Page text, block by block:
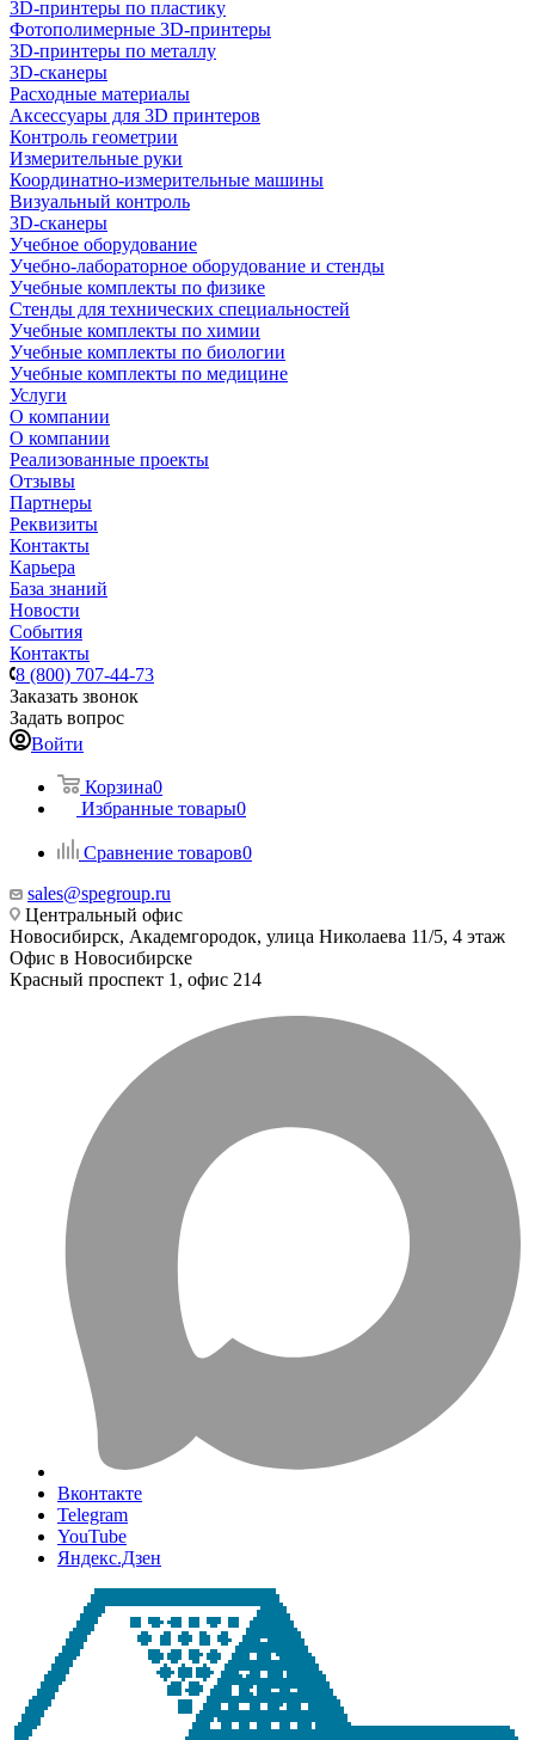
3D-принтеры по пластику
Фотополимерные 3D-принтеры
3D-принтеры по металлу
3D-сканеры
Расходные материалы
Аксессуары для 3D принтеров
Контроль геометрии
Измерительные руки
Координатно-измерительные машины
Визуальный контроль
3D-сканеры
Учебное оборудование
Учебно-лабораторное оборудование и стенды
Учебные комплекты по физике
Стенды для технических специальностей
Учебные комплекты по химии
Учебные комплекты по биологии
Учебные комплекты по медицине
Услуги
О компании
О компании
Реализованные проекты
Отзывы
Партнеры
Реквизиты
Контакты
Карьера
База знаний
Новости
События
Контакты
8 (800) 707-44-73
Заказать звонок
Задать вопрос
Войти
Корзина0
Избранные товары0
Сравнение товаров0
sales@spegroup.ru
Центральный офис
Новосибирск, Академгородок, улица Николаева 11/5, 4 этаж
Офис в Новосибирске
Красный проспект 1, офис 214
Вконтакте
Telegram
YouTube
Яндекс.Дзен